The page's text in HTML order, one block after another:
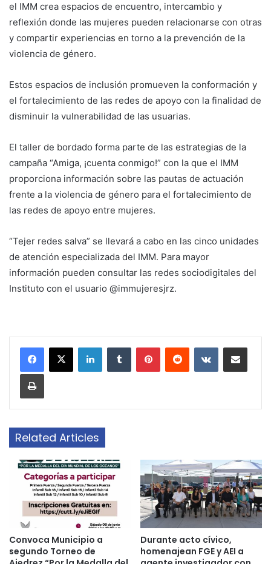
el IMM crea espacios de encuentro, intercambio y
reflexión donde las mujeres pueden relacionarse con otras
y compartir experiencias en torno a la prevención de la
violencia de género.
Estos espacios de inclusión promueven la conformación y
el fortalecimiento de las redes de apoyo con la finalidad de
disminuir la vulnerabilidad de las usuarias.
El taller de bordado forma parte de las estrategias de la
campaña “Amiga, ¡cuenta conmigo!” con la que el IMM
proporciona información sobre las pautas de actuación
frente a la violencia de género para el fortalecimiento de
las redes de apoyo entre mujeres.
“Tejer redes salva” se llevará a cabo en las cinco unidades
de atención especializada del IMM. Para mayor
información pueden consultar las redes sociodigitales del
Instituto con el usuario @immujeresjrz.
LinkedInTumblr PinterestReddit VKontakteShare via Email
Print
Related Articles
Convoca Municipio a
segundo Torneo de
Durante acto cívico,
homenajean FGE y AEI a